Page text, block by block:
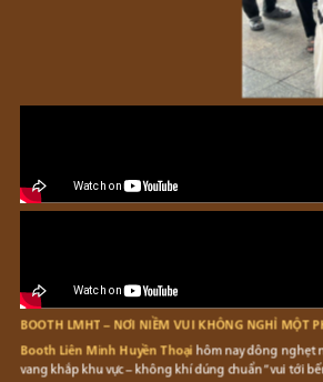
BOOTH LMHT – NƠI NIỀM VUI KHÔNG NGHỈ MỘT
Booth Liên Minh Huyền Thoại hôm nay đông nghẹt
vang khắp khu vực – không khí đúng chuẩn “vui tới